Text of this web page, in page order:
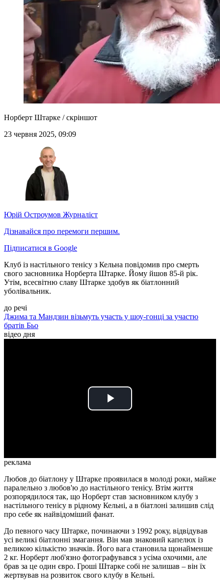
Норберт Штарке / скріншот
23 червня 2025, 09:09
Юрій Остроумов Журналіст
Дізнавайся про перемоги першим.
Підписатися в Google
Клуб із настільного тенісу з Кельна повідомив про смерть
свого засновника Норберта Штарке. Йому йшов 85-й рік.
Утім, всесвітню славу Штарке здобув як біатлонний
уболівальник.
до речі
Джима та Мандзин візьмуть участь у шоу-гонці за участю
братів Бьо
відео дня
Play
реклама
Любов до біатлону у Штарке проявилася в молоді роки, майже
паралельно з любов'ю до настільного тенісу. Втім життя
розпорядилося так, що Норберт став засновником клубу з
настільного тенісу в рідному Кельні, а в біатлоні залишив слід
про себе як найвідоміший фанат.
До певного часу Штарке, починаючи з 1992 року, відвідував
усі великі біатлонні змагання. Він мав знаковий капелюх із
великою кількістю значків. Його вага становила щонайменше
2 кг. Норберт люб'язно фотографувався з усіма охочими, але
брав за це один євро. Гроші Штарке собі не залишав – він їх
жертвував на розвиток свого клубу в Кельні.